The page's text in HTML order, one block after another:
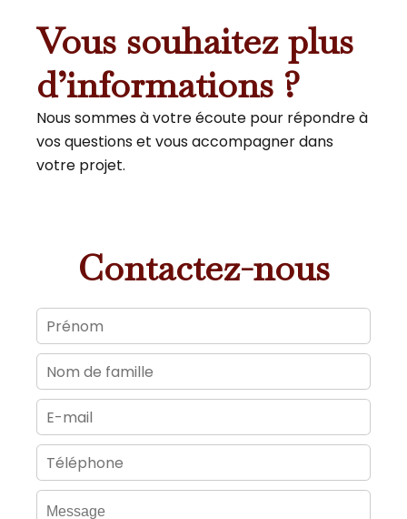
Vous souhaitez plus
d’informations ?
Nous sommes à votre écoute pour répondre à
vos questions et vous accompagner dans
votre projet.
Contactez-nous